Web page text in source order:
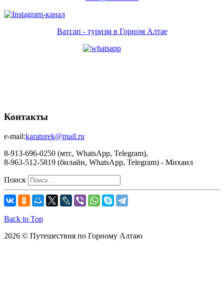
Ватсап - туризм в Горном Алтае
Контакты
e-mail:karaturek@mail.ru
8-913-696-0250 (мтс, WhatsApp, Telegram),
8-963-512-5819 (билайн, WhatsApp, Telegram) - Михаил
Поиск
Back to Top
2026 © Путешествия по Горному Алтаю